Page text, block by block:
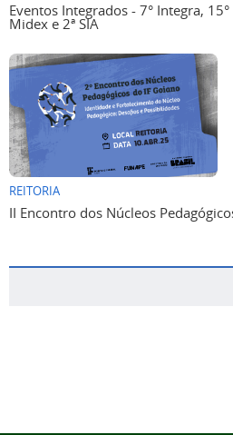
Eventos Integrados - 7° Integra, 15°
Midex e 2ª SIA
REITORIA
II Encontro dos Núcleos